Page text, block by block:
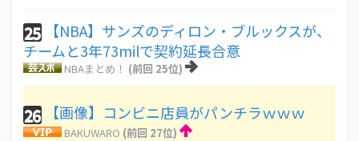
25
【NBA】サンズのディロン・ブルックスが、
チームと3年73milで契約延長合意
NBAまとめ！ (前回 25位)
26 【画像】コンビニ店員がパンチラｗｗｗ
BAKUWARO (前回 27位)